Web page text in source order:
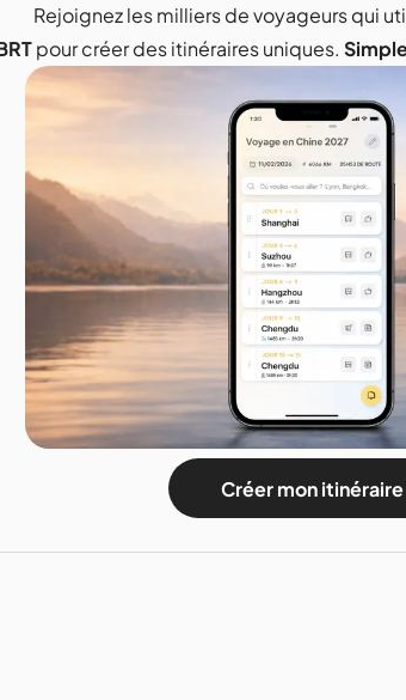
Rejoignez les milliers de voyageurs qui
pour créer des itinéraires uniques.
Créer mon itinéraire